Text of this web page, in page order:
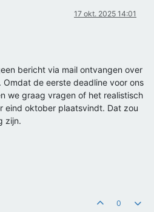
17 okt. 2025 14:01
bericht via mail ontvangen over
de eerste deadline voor ons
we graag vragen of het realistisch
eind oktober plaatsvindt. Dat zou
zijn.
0